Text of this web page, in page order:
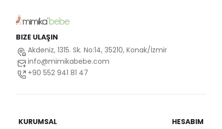
BIZE ULAŞIN
Akdeniz, 1315. Sk. No:14, 35210, Konak/İzmir
info@mimikabebe.com
+90 552 941 81 47
KURUMSAL
HESABIM